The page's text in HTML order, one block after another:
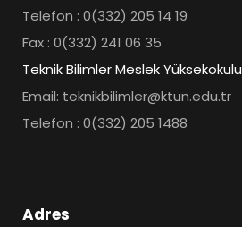
Telefon : 0(332) 205 14 19
Fax : 0(332) 241 06 35
Teknik Bilimler Meslek Yüksekokulu
Email: teknikbilimler@ktun.edu.tr
Telefon : 0(332) 205 1488
Adres